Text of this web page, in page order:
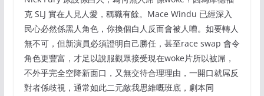
克 SLJ 實在人見人愛，稱職有餘。Mace Windu 已經深入
民心必然係黑人角色，你換個白人反而會被人嘈。如要轉人
無不可，但新演員必須證明自己勝任，甚至race swap 會令
角色更豐富，才足以說服觀眾接受現在woke片所以被屌，
不外乎完全空降新面口，又無交待合理理由，一開口就屌反
對者係歧視，通常如此二元敵我思維嘅班底，劇本同